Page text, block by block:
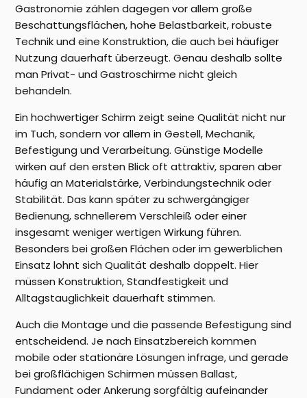
Gastronomie zählen dagegen vor allem große
Beschattungsflächen, hohe Belastbarkeit, robuste
Technik und eine Konstruktion, die auch bei häufiger
Nutzung dauerhaft überzeugt. Genau deshalb sollte
man Privat- und Gastroschirme nicht gleich
behandeln.
Ein hochwertiger Schirm zeigt seine Qualität nicht nur
im Tuch, sondern vor allem in Gestell, Mechanik,
Befestigung und Verarbeitung. Günstige Modelle
wirken auf den ersten Blick oft attraktiv, sparen aber
häufig an Materialstärke, Verbindungstechnik oder
Stabilität. Das kann später zu schwergängiger
Bedienung, schnellerem Verschleiß oder einer
insgesamt weniger wertigen Wirkung führen.
Besonders bei großen Flächen oder im gewerblichen
Einsatz lohnt sich Qualität deshalb doppelt. Hier
müssen Konstruktion, Standfestigkeit und
Alltagstauglichkeit dauerhaft stimmen.
Auch die Montage und die passende Befestigung sind
entscheidend. Je nach Einsatzbereich kommen
mobile oder stationäre Lösungen infrage, und gerade
bei großflächigen Schirmen müssen Ballast,
Fundament oder Ankerung sorgfältig aufeinander